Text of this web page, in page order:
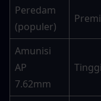
Peredam
(populer)
Amunisi
AP
7.62mm
Tinggi